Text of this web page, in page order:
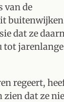
van de
dat ze
tot jarenlange
regeert,
zien dat ze